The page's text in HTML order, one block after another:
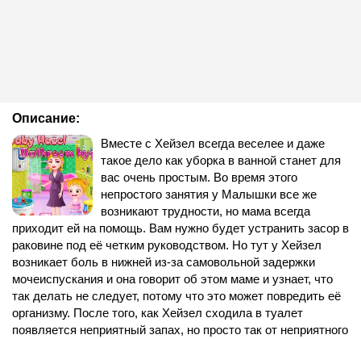
Описание:
Вместе с Хейзел всегда веселее и даже
такое дело как уборка в ванной станет для
вас очень простым. Во время этого
непростого занятия у Малышки все же
возникают трудности, но мама всегда
приходит ей на помощь. Вам нужно будет устранить засор в
раковине под её четким руководством. Но тут у Хейзел
возникает боль в нижней из-за самовольной задержки
мочеиспускания и она говорит об этом маме и узнает, что
так делать не следует, потому что это может повредить её
организму. После того, как Хейзел сходила в туалет
появляется неприятный запах, но просто так от неприятного